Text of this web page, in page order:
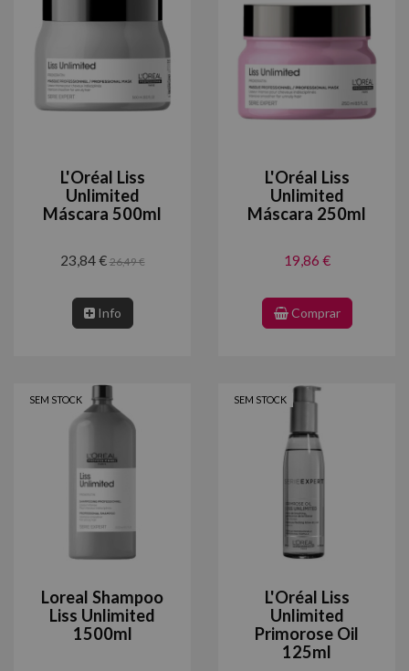
L'Oréal Liss
Unlimited
Máscara 500ml
23,84 €26,49 €
Info
L'Oréal Liss
Unlimited
Máscara 250ml
19,86 €
Comprar
SEM STOCK
Loreal Shampoo
Liss Unlimited
1500ml
SEM STOCK
L'Oréal Liss
Unlimited
Primorose Oil
125ml